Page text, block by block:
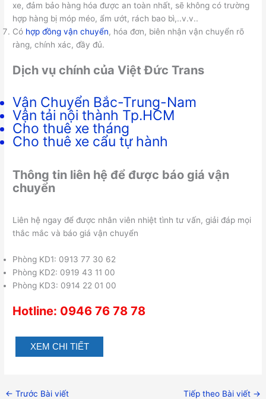
xe, đảm bảo hàng hóa được an toàn nhất, sẽ không có trường
hợp hàng bị móp méo, ẩm ướt, rách bao bì,..v.v..
Có hợp đồng vận chuyển, hóa đơn, biên nhận vận chuyển rõ
ràng, chính xác, đầy đủ.
Dịch vụ chính của Việt Đức Trans
Vận Chuyển Bắc-Trung-Nam
Vận tải nội thành Tp.HCM
Cho thuê xe tháng
Cho thuê xe cẩu tự hành
Thông tin liên hệ để được báo giá vận
chuyển
Liên hệ ngay để được nhân viên nhiệt tình tư vấn, giải đáp mọi
thắc mắc và báo giá vận chuyển
Phòng KD1: 0913 77 30 62
Phòng KD2: 0919 43 11 00
Phòng KD3: 0914 22 01 00
Hotline: 0946 76 78 78
XEM CHI TIẾT
← Trước Bài viết Tiếp theo Bài viết →